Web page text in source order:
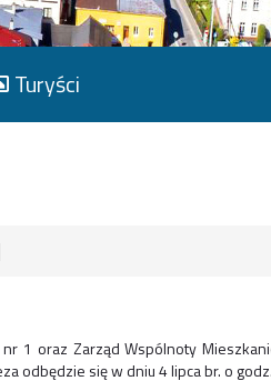
Turyści
1 oraz Zarząd Wspólnoty
odbędzie się w dniu 4 lipca br. o